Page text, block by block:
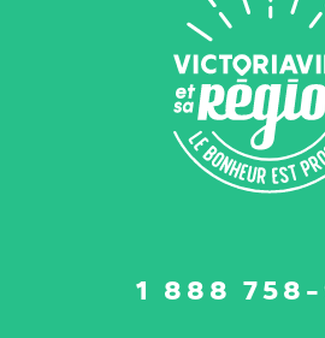
1 888 758-